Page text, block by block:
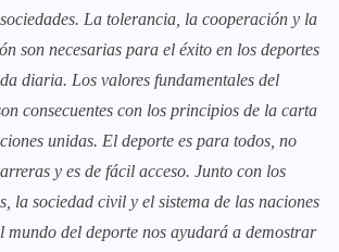
La tolerancia, la cooperación y la
son necesarias para el éxito en los deportes
diaria. Los valores fundamentales del
consecuentes con los principios de la carta
unidas. El deporte es para todos, no
y es de fácil acceso. Junto con los
la sociedad civil y el sistema de las naciones
mundo del deporte nos ayudará a demostrar